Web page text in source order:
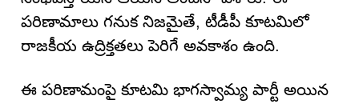
పరిణామాలు గనుక నిజమైతే, టీడీపీ కూటమిలో
రాజకీయ ఉద్రిక్తతలు పెరిగే అవకాశం ఉంది.
ఈ పరిణామంపై కూటమి భాగస్వామ్య పార్టీ అయిన